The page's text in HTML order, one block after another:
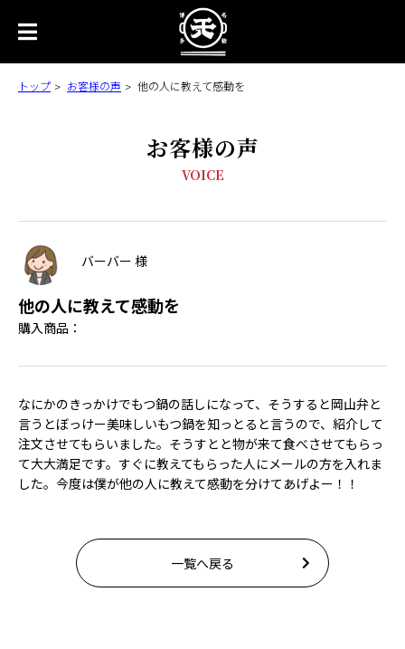
トップ お客様の声 他の人に教えて感動を
お客様の声
VOICE
バーバー 様
他の人に教えて感動を
購入商品：
なにかのきっかけでもつ鍋の話しになって、そうすると岡山弁と
言うとぼっけー美味しいもつ鍋を知っとると言うので、紹介して
注文させてもらいました。そうすとと物が来て食べさせてもらっ
て大大満足です。すぐに教えてもらった人にメールの方を入れま
した。今度は僕が他の人に教えて感動を分けてあげよー！！
一覧へ戻る